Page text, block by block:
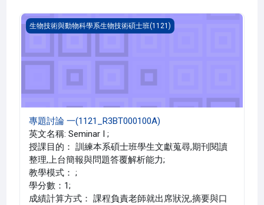
專題討論 一(1121_R3BT000100A)
生物技術與動物科學系生物技術碩士班(1121)
專題討論 一(1121_R3BT000100A)
英文名稱: Seminar I ;
授課目的： 訓練本系碩士班學生文獻蒐尋,期刊閱讀
整理,上台簡報與問題答覆解析能力;
教學模式： ;
學分數：1;
成績計算方式： 課程負責老師就出席狀況,摘要與口